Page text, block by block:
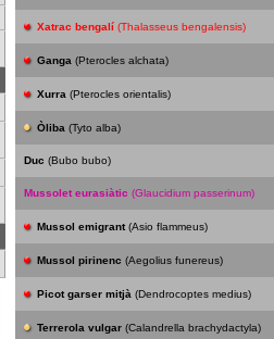
Xatrac bengalí (Thalasseus bengalensis)
Ganga (Pterocles alchata)
Xurra (Pterocles orientalis)
Òliba (Tyto alba)
Duc (Bubo bubo)
Mussolet eurasiàtic (Glaucidium passerinum)
Mussol emigrant (Asio flammeus)
Mussol pirinenc (Aegolius funereus)
Picot garser mitjà (Dendrocoptes medius)
Terrerola vulgar (Calandrella brachydactyla)